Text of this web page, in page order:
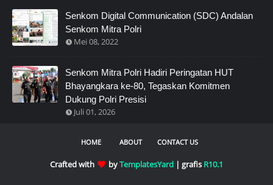
Senkom Digital Communication (SDC) Andalan
Senkom Mitra Polri
Mei 08, 2022
Senkom Mitra Polri Hadiri Peringatan HUT
Bhayangkara ke-80, Tegaskan Komitmen
Dukung Polri Presisi
Juli 01, 2026
HOME ABOUT CONTACT US
Crafted with byTemplatesYard | grafis R10.1